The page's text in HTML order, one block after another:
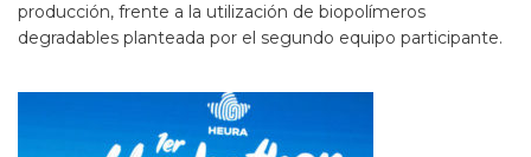
producción, frente a la utilización de biopolímeros
degradables planteada por el segundo equipo participante.